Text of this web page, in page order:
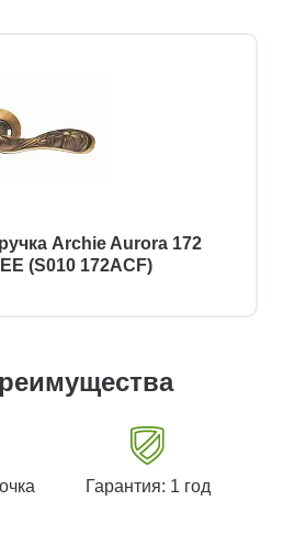
Archie Aurora 172
(S010 172ACF)
Гарантия: 1 год